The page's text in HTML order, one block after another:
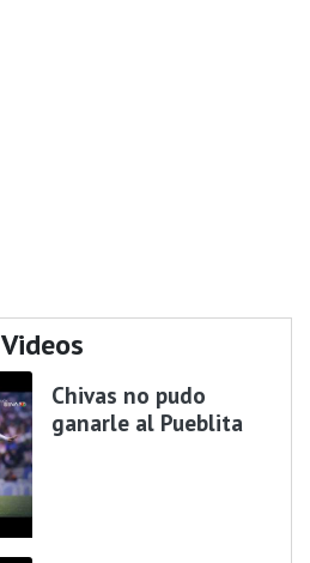
Videos
Chivas no pudo
ganarle al Pueblita